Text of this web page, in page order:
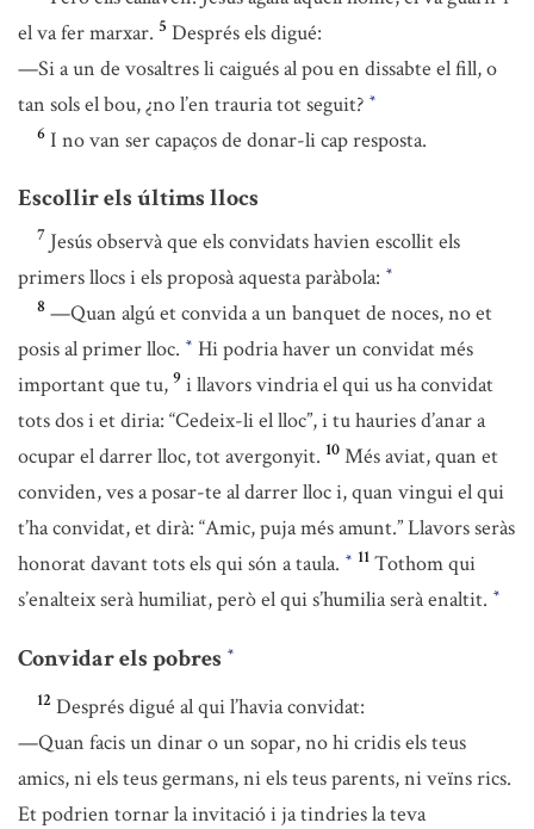
el va fer marxar. 5 Després els digué:
—Si a un de vosaltres li caigués al pou en dissabte el fill, o
tan sols el bou, ¿no l’en trauria tot seguit? *
6 I no van ser capaços de donar-li cap resposta.
Escollir els últims llocs
7 Jesús observà que els convidats havien escollit els
primers llocs i els proposà aquesta paràbola: *
8 —Quan algú et convida a un banquet de noces, no et
posis al primer lloc. * Hi podria haver un convidat més
important que tu, 9 i llavors vindria el qui us ha convidat
tots dos i et diria: “Cedeix-li el lloc”, i tu hauries d’anar a
ocupar el darrer lloc, tot avergonyit. 10 Més aviat, quan et
conviden, ves a posar-te al darrer lloc i, quan vingui el qui
t’ha convidat, et dirà: “Amic, puja més amunt.” Llavors seràs
honorat davant tots els qui són a taula. * 11 Tothom qui
s’enalteix serà humiliat, però el qui s’humilia serà enaltit. *
Convidar els pobres *
12 Després digué al qui l’havia convidat:
—Quan facis un dinar o un sopar, no hi cridis els teus
amics, ni els teus germans, ni els teus parents, ni veïns rics.
Et podrien tornar la invitació i ja tindries la teva